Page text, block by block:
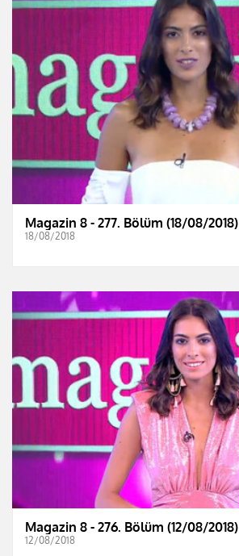
Magazin 8 - 277. Bölüm (18/08/2018)
18/08/2018
Magazin 8 - 276. Bölüm (12/08/2018)
12/08/2018